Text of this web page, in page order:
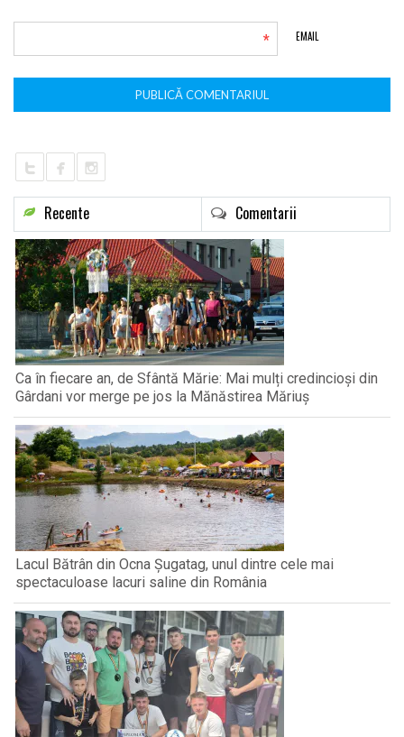
EMAIL
*
Recente Comentarii
Ca în fiecare an, de Sfântă Mărie: Mai mulți credincioși din
Gârdani vor merge pe jos la Mănăstirea Măriuș
Lacul Bătrân din Ocna Șugatag, unul dintre cele mai
spectaculoase lacuri saline din România